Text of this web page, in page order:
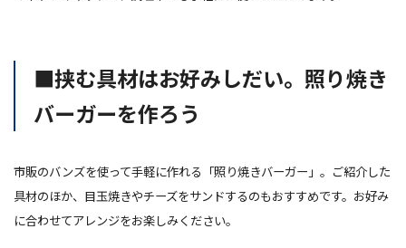
■挟む具材はお好みしだい。照り焼き
バーガーを作ろう
市販のバンズを使って手軽に作れる「照り焼きバーガー」。ご紹介した
具材のほか、目玉焼きやチーズをサンドするのもおすすめです。お好み
に合わせてアレンジをお楽しみください。